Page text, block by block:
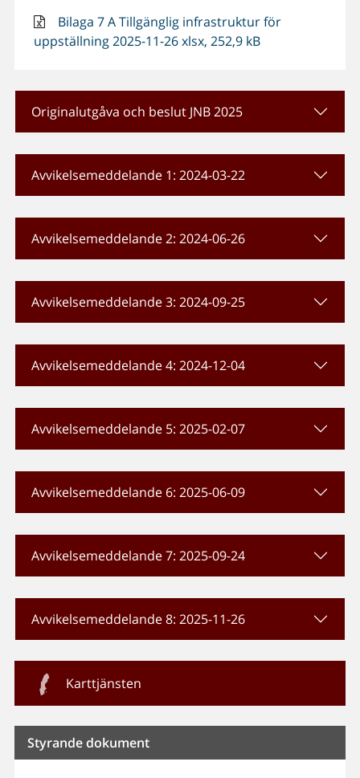
Bilaga 7 A Tillgänglig infrastruktur för
uppställning 2025-11-26 xlsx, 252,9 kB
Originalutgåva och beslut JNB 2025
Avvikelsemeddelande 1: 2024-03-22
Avvikelsemeddelande 2: 2024-06-26
Avvikelsemeddelande 3: 2024-09-25
Avvikelsemeddelande 4: 2024-12-04
Avvikelsemeddelande 5: 2025-02-07
Avvikelsemeddelande 6: 2025-06-09
Avvikelsemeddelande 7: 2025-09-24
Avvikelsemeddelande 8: 2025-11-26
Karttjänsten
Styrande dokument